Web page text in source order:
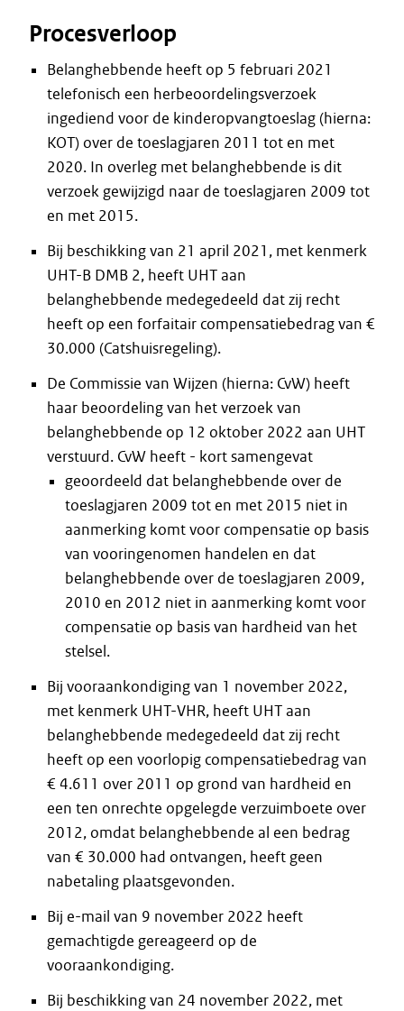
Procesverloop
Belanghebbende heeft op 5 februari 2021
telefonisch een herbeoordelingsverzoek
ingediend voor de kinderopvangtoeslag (hierna:
KOT) over de toeslagjaren 2011 tot en met
2020. In overleg met belanghebbende is dit
verzoek gewijzigd naar de toeslagjaren 2009 tot
en met 2015.
Bij beschikking van 21 april 2021, met kenmerk
UHT-B DMB 2, heeft UHT aan
belanghebbende medegedeeld dat zij recht
heeft op een forfaitair compensatiebedrag van €
30.000 (Catshuisregeling).
De Commissie van Wijzen (hierna: CvW) heeft
haar beoordeling van het verzoek van
belanghebbende op 12 oktober 2022 aan UHT
verstuurd. CvW heeft - kort samengevat
geoordeeld dat belanghebbende over de
toeslagjaren 2009 tot en met 2015 niet in
aanmerking komt voor compensatie op basis
van vooringenomen handelen en dat
belanghebbende over de toeslagjaren 2009,
2010 en 2012 niet in aanmerking komt voor
compensatie op basis van hardheid van het
stelsel.
Bij vooraankondiging van 1 november 2022,
met kenmerk UHT-VHR, heeft UHT aan
belanghebbende medegedeeld dat zij recht
heeft op een voorlopig compensatiebedrag van
€ 4.611 over 2011 op grond van hardheid en
een ten onrechte opgelegde verzuimboete over
2012, omdat belanghebbende al een bedrag
van € 30.000 had ontvangen, heeft geen
nabetaling plaatsgevonden.
Bij e-mail van 9 november 2022 heeft
gemachtigde gereageerd op de
vooraankondiging.
Bij beschikking van 24 november 2022, met